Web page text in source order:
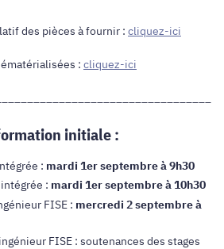
des pièces à fournir : cliquez-ici
: cliquez-ici
initiale :
: mardi 1er septembre à 9h30
: mardi 1er septembre à 10h30
FISE : mercredi 2 septembre à
FISE : soutenances des stages